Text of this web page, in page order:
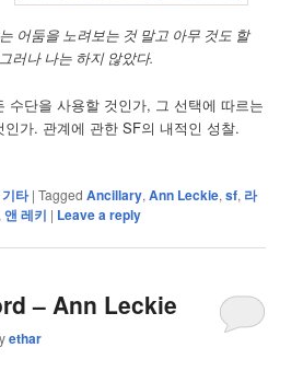
어둠을 노려보는 것 말고 아무 것도 할
러나 나는 하지 않았다.
수단을 사용할 것인가, 그 선택에 따르는
가. 관계에 관한 SF의 내적인 성찰.
타 |Tagged Ancillary,Ann Leckie,sf, 라
,앤 레키 | Leave a reply
– Ann Leckie
ethar